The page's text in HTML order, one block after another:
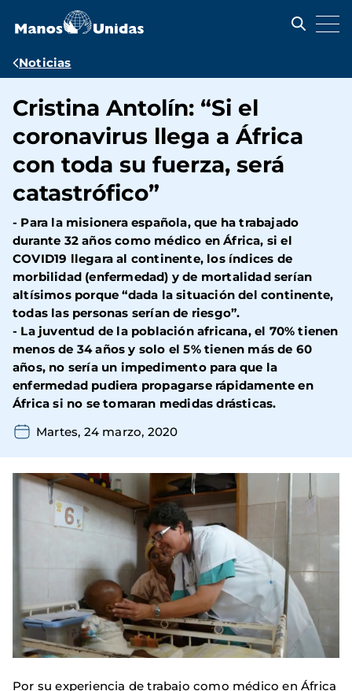
contenido
Ruta
navegación
Noticias
Cristina Antolín: “Si el
coronavirus llega a África
con toda su fuerza, será
catastrófico”
- Para la misionera española, que ha trabajado
durante 32 años como médico en África, si el
COVID19 llegara al continente, los índices de
morbilidad (enfermedad) y de mortalidad serían
altísimos porque “dada la situación del continente,
todas las personas serían de riesgo”.
- La juventud de la población africana, el 70% tienen
menos de 34 años y solo el 5% tienen más de 60
años, no sería un impedimento para que la
enfermedad pudiera propagarse rápidamente en
África si no se tomaran medidas drásticas.
Martes, 24 marzo, 2020
Por su experiencia de trabajo como médico en África